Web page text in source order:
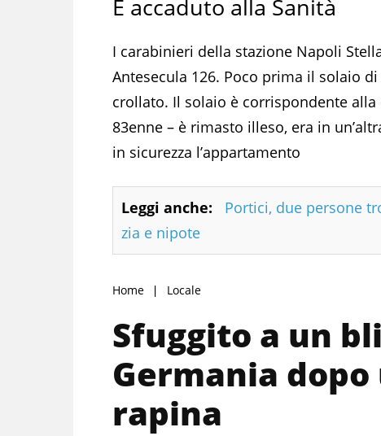
È accaduto alla Sanità
I carabinieri della stazione Napoli
Antesecula 126. Poco prima il solaio
crollato. Il solaio è corrispondente alla
83enne – è rimasto illeso, era in
in sicurezza l’appartamento
Leggi anche:
Portici, due persone
zia e nipote
Home Locale
Sfuggito a un
Germania
rapina